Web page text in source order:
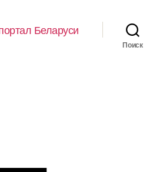
Беларуси
Поиск